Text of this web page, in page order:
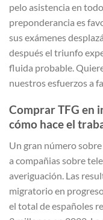
pelo asistencia en
preponderancia es
sus exámenes
después el triunfo
fluida probable.
nuestros esfuerzos a
Comprar TFG en
cómo hace el
Un gran número
a compañias sobre
averiguación. Las
migratorio en
el total de españoles